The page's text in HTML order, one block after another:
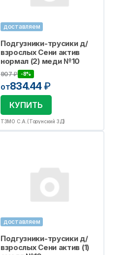
доставляем
Подгузники-трусики д/
взрослых Сени актив
нормал (2) меди №10
907₽ -8%
от834.44₽
КУПИТЬ
ТЗМО С.А.(Торунский ЗД)
доставляем
Подгузники-трусики д/
взрослых Сени актив (1)